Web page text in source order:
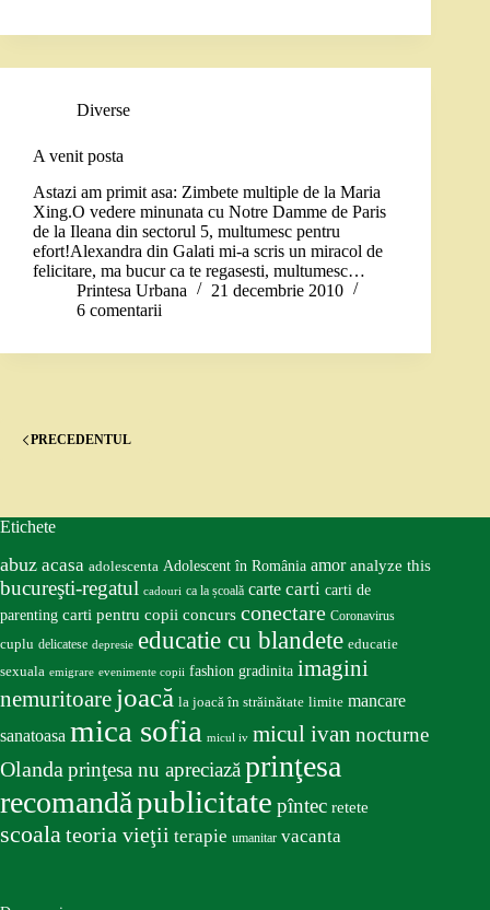
Diverse
A venit posta
Astazi am primit asa: Zimbete multiple de la Maria
Xing.O vedere minunata cu Notre Damme de Paris
de la Ileana din sectorul 5, multumesc pentru
efort!Alexandra din Galati mi-a scris un miracol de
felicitare, ma bucur ca te regasesti, multumesc…
Printesa Urbana
21 decembrie 2010
6 comentarii
PRECEDENTUL
Etichete
abuz acasa adolescenta Adolescent în România amor analyze this
bucureşti-regatul cadouri ca la școală carte carti carti de
parenting carti pentru copii concurs conectare Coronavirus
cuplu delicatese depresie educatie cu blandete educatie
sexuala emigrare evenimente copii fashion gradinita imagini
nemuritoare joacă la joacă în străinătate limite mancare
sanatoasa mica sofia micul iv micul ivan nocturne
Olandaprinţesa nu apreciazăprinţesa
recomandăpublicitate pîntec retete
scoalateoria vieţii terapie umanitar vacanta